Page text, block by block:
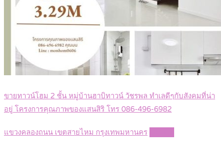
ขายทาวน์โฮม 2 ชั้น หมู่บ้านฮาบิทาวน์ วัชรพล ทำเลดีๆกับสังคมที่น่า
อยู่ โครงการคุณภาพของแสนสิริ โทร 086-496-6982
แขวงคลองถนน เขตสายไหม กรุงเทพมหานคร